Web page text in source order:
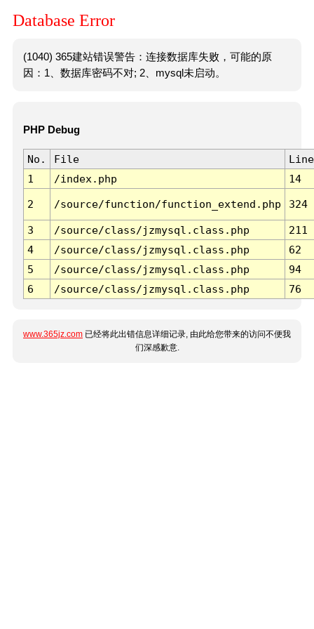
Database Error
(1040) 365建站错误警告：连接数据库失败，可能的原
因：1、数据库密码不对; 2、mysql未启动。
PHP Debug
No. File
Line
1
/index.php 14
2 /source/function/function_extend.php 324
3 /source/class/jzmysql.class.php
211
4
/source/class/jzmysql.class.php
62
5
/source/class/jzmysql.class.php
94
6
/source/class/jzmysql.class.php 76
www.365jz.com 已经将此出错信息详细记录, 由此给您带来的访问不便我
们深感歉意.